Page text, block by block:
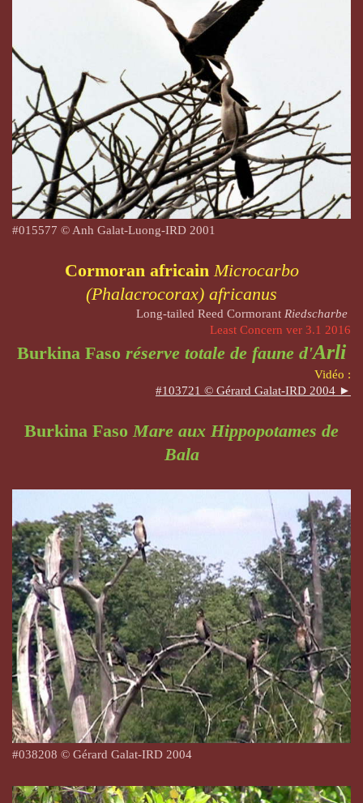
#015577 © Anh Galat-Luong-IRD 2001
Cormoran africain Microcarbo
(Phalacrocorax) africanus
Long-tailed Reed Cormorant Riedscharbe
Least Concern ver 3.1 2016
Burkina Faso réserve totale de faune d'Arli
Vidéo :
#103721 © Gérard Galat-IRD 2004 ►
Burkina Faso Mare aux Hippopotames de
Bala
#038208 © Gérard Galat-IRD 2004